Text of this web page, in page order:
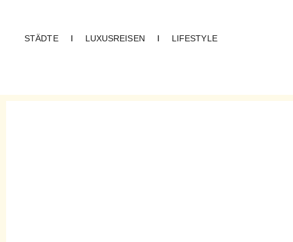
STÄDTE I LUXUSREISEN I LIFESTYLE